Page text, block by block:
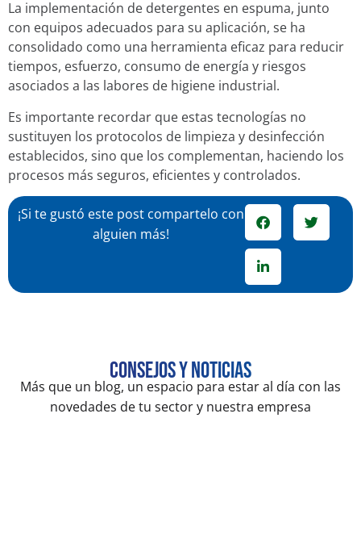
La implementación de detergentes en espuma, junto
con equipos adecuados para su aplicación, se ha
consolidado como una herramienta eficaz para reducir
tiempos, esfuerzo, consumo de energía y riesgos
asociados a las labores de higiene industrial.
Es importante recordar que estas tecnologías no
sustituyen los protocolos de limpieza y desinfección
establecidos, sino que los complementan, haciendo los
procesos más seguros, eficientes y controlados.
¡Si te gustó este post compartelo con
alguien más!
Consejos y noticias
Más que un blog, un espacio para estar al día con las
novedades de tu sector y nuestra empresa